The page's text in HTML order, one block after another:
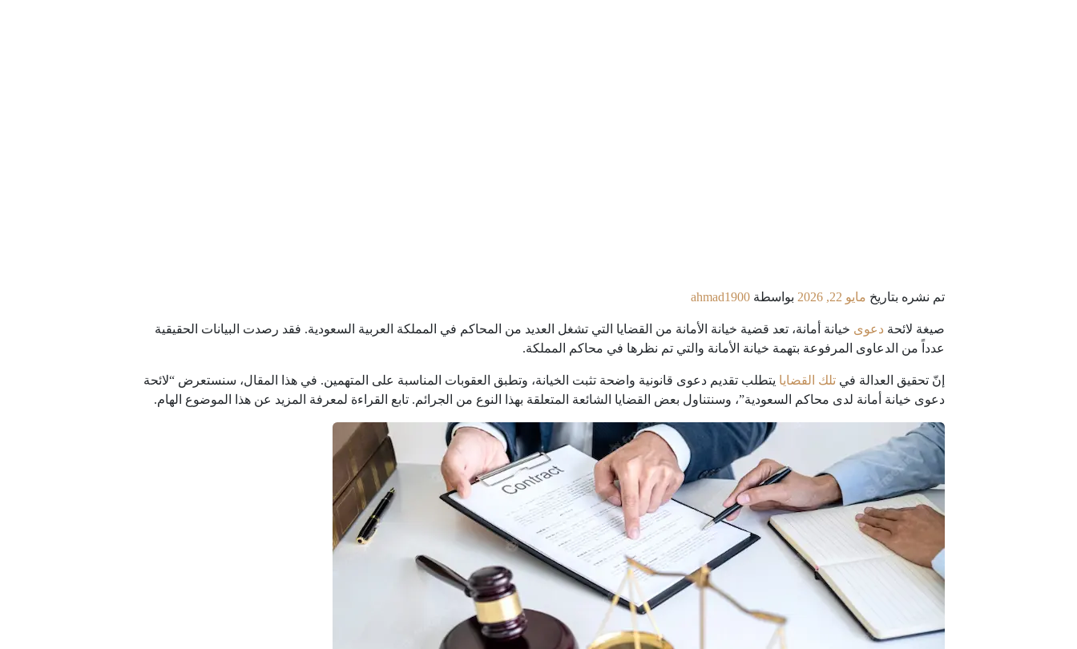
تم نشره بتاريخ مايو 22, 2026 بواسطة ahmad1900
صيغة لائحة دعوى خيانة أمانة، تعد قضية خيانة الأمانة من القضايا التي تشغل العديد من المحاكم في المملكة العربية السعودية. فقد رصدت البيانات الحقيقية
عدداً من الدعاوى المرفوعة بتهمة خيانة الأمانة والتي تم نظرها في محاكم المملكة.
إنّ تحقيق العدالة في تلك القضايا يتطلب تقديم دعوى قانونية واضحة تثبت الخيانة، وتطبق العقوبات المناسبة على المتهمين. في هذا المقال، سنستعرض “لائحة
دعوى خيانة أمانة لدى محاكم السعودية”، وسنتناول بعض القضايا الشائعة المتعلقة بهذا النوع من الجرائم. تابع القراءة لمعرفة المزيد عن هذا الموضوع الهام.